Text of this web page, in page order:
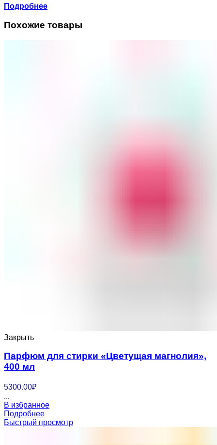
Подробнее
Похожие товары
Закрыть
Парфюм для стирки «Цветущая магнолия»,
400 мл
5300.00₽
...
В избранное
Подробнее
Быстрый просмотр